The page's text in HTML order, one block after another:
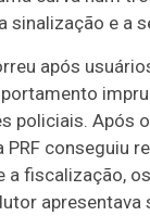
sinalização e a
após
policiais. Após o
PRF conseguiu
a fiscalização,
apresentava